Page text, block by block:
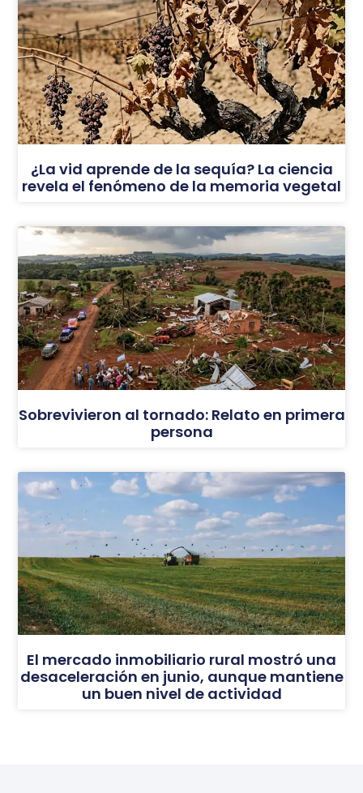
¿La vid aprende de la sequía? La ciencia
revela el fenómeno de la memoria vegetal
Sobrevivieron al tornado: Relato en primera
persona
El mercado inmobiliario rural mostró una
desaceleración en junio, aunque mantiene
un buen nivel de actividad